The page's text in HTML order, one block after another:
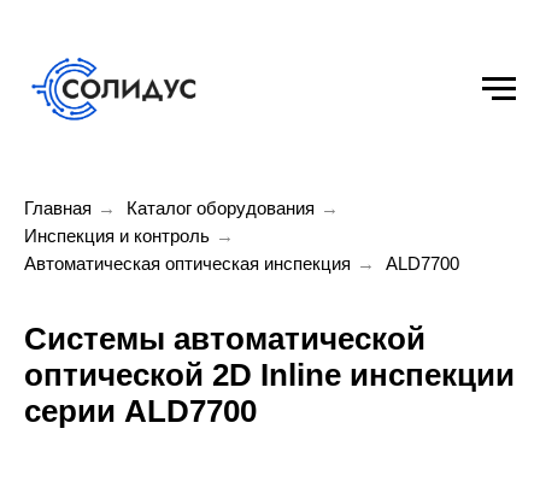
Главная → Каталог оборудования →
Инспекция и контроль →
Автоматическая оптическая инспекция → ALD7700
Системы автоматической
оптической 2D Inline инспекции
серии ALD7700